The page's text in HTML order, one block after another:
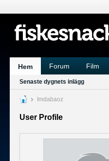
Hem Forum Film
Senaste dygnets inlägg
Imdabaoz
User Profile